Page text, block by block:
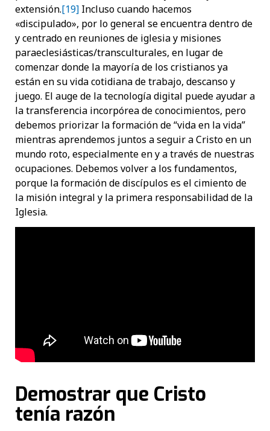
extensión.[19] Incluso cuando hacemos
«discipulado», por lo general se encuentra dentro de
y centrado en reuniones de iglesia y misiones
paraeclesiásticas/transculturales, en lugar de
comenzar donde la mayoría de los cristianos ya
están en su vida cotidiana de trabajo, descanso y
juego. El auge de la tecnología digital puede ayudar a
la transferencia incorpórea de conocimientos, pero
debemos priorizar la formación de “vida en la vida”
mientras aprendemos juntos a seguir a Cristo en un
mundo roto, especialmente en y a través de nuestras
ocupaciones. Debemos volver a los fundamentos,
porque la formación de discípulos es el cimiento de
la misión integral y la primera responsabilidad de la
Iglesia.
Demostrar que Cristo
tenía razón